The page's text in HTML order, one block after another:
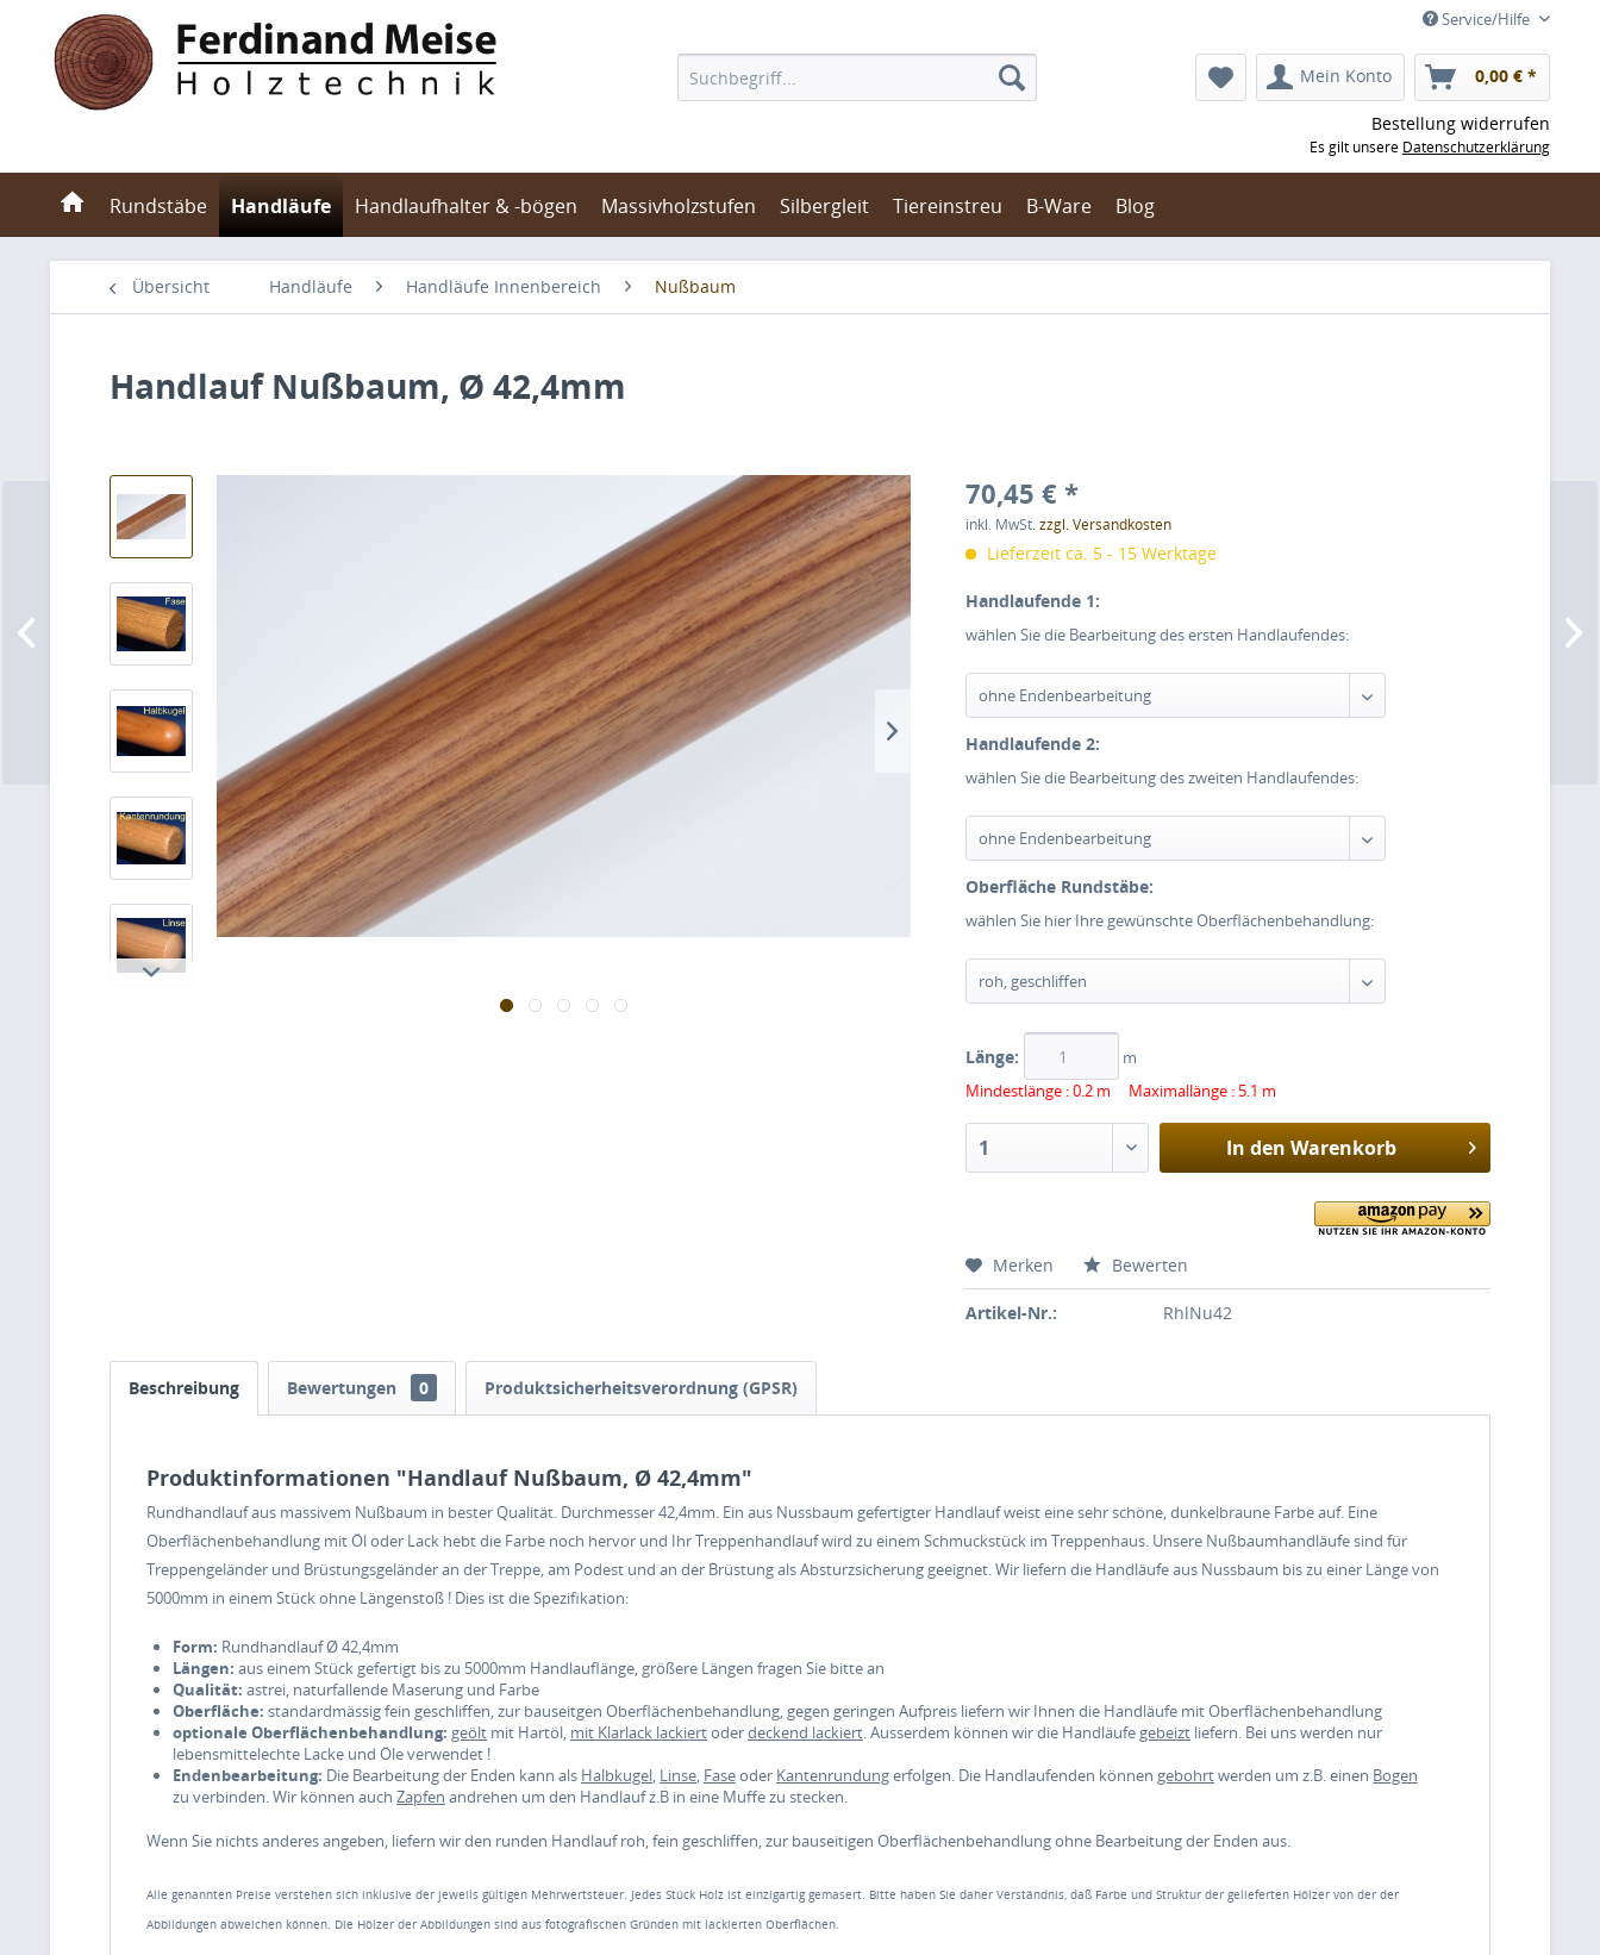
Service/Hilfe
Mein Konto 0,00 € *
Bestellung widerrufen
Es gilt unsere Datenschutzerklärung
Rundstäbe Handläufe Handlaufhalter & -bögen Massivholzstufen Silbergleit Tiereinstreu B-Ware Blog
Übersicht Handläufe Handläufe Innenbereich Nußbaum
Handlauf Nußbaum, Ø 42,4mm
70,45 € *
inkl. MwSt.zzgl. Versandkosten
Lieferzeit ca. 5 - 15 Werktage
Handlaufende 1:
wählen Sie die Bearbeitung des ersten Handlaufendes:
Handlaufende 2:
wählen Sie die Bearbeitung des zweiten Handlaufendes:
Oberfläche Rundstäbe:
wählen Sie hier Ihre gewünschte Oberflächenbehandlung:
Länge:
m
Mindestlänge : 0.2 m Maximallänge : 5.1 m
In den Warenkorb
Merken Bewerten
Artikel-Nr.: RhlNu42
Beschreibung Bewertungen 0 Produktsicherheitsverordnung (GPSR)
Produktinformationen "Handlauf Nußbaum, Ø 42,4mm"
Rundhandlauf aus massivem Nußbaum in bester Qualität. Durchmesser 42,4mm. Ein aus Nussbaum gefertigter Handlauf weist eine sehr schöne, dunkelbraune Farbe auf. Eine
Oberflächenbehandlung mit Öl oder Lack hebt die Farbe noch hervor und Ihr Treppenhandlauf wird zu einem Schmuckstück im Treppenhaus. Unsere Nußbaumhandläufe sind für
Treppengeländer und Brüstungsgeländer an der Treppe, am Podest und an der Brüstung als Absturzsicherung geeignet. Wir liefern die Handläufe aus Nussbaum bis zu einer Länge von
5000mm in einem Stück ohne Längenstoß ! Dies ist die Spezifikation:
Form: Rundhandlauf Ø 42,4mm
Längen: aus einem Stück gefertigt bis zu 5000mm Handlauflänge, größere Längen fragen Sie bitte an
Qualität: astrei, naturfallende Maserung und Farbe
Oberfläche: standardmässig fein geschliffen, zur bauseitgen Oberflächenbehandlung, gegen geringen Aufpreis liefern wir Ihnen die Handläufe mit Oberflächenbehandlung
optionale Oberflächenbehandlung: geölt mit Hartöl, mit Klarlack lackiertoderdeckend lackiert . Ausserdem können wir die Handläufe gebeizt liefern. Bei uns werden nur
lebensmittelechte Lacke und Öle verwendet !
Endenbearbeitung: Die Bearbeitung der Enden kann als Halbkugel Linse Faseoder Kantenrundungerfolgen. Die Handlaufenden können gebohrtwerden um z.B. einen Bogen
zu verbinden. Wir können auch Zapfen andrehen um den Handlauf z.B in eine Muffe zu stecken.
Wenn Sie nichts anderes angeben, liefern wir den runden Handlauf roh, fein geschliffen, zur bauseitigen Oberflächenbehandlung ohne Bearbeitung der Enden aus.
Alle genannten Preise verstehen sich inklusive der jeweils gültigen Mehrwertsteuer. Jedes Stück Holz ist einzigartig gemasert. Bitte haben Sie daher Verständnis, daß Farbe und Struktur der gelieferten Hölzer von der der
Abbildungen abweichen können. Die Hölzer der Abbildungen sind aus fotografischen Gründen mit lackierten Oberflächen.